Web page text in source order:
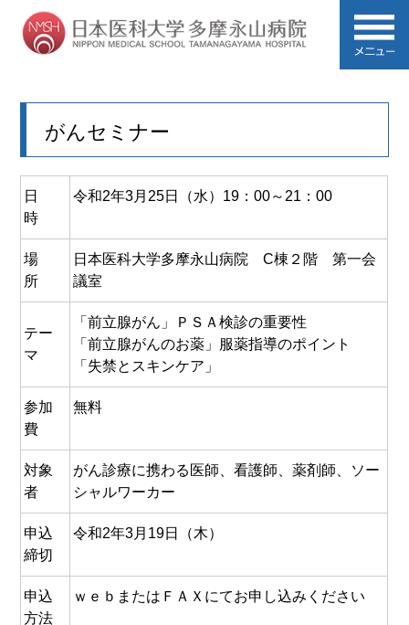
がんセミナー
日
時
令和2年3月25日（水）19：00～21：00
場
所
日本医科大学多摩永山病院 C棟２階 第一会
議室
テー
マ
「前立腺がん」ＰＳＡ検診の重要性
「前立腺がんのお薬」服薬指導のポイント
「失禁とスキンケア」
参加
費
無料
対象
者
がん診療に携わる医師、看護師、薬剤師、ソー
シャルワーカー
申込
締切
令和2年3月19日（木）
申込
方法
ｗｅｂ またはＦＡＸにてお申し込みください